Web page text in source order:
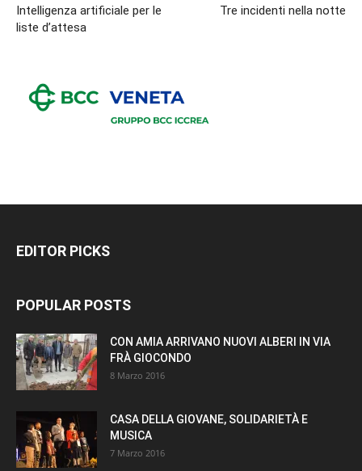
Intelligenza artificiale per le
liste d’attesa
Tre incidenti nella notte
EDITOR PICKS
POPULAR POSTS
CON AMIA ARRIVANO NUOVI ALBERI IN VIA
FRÀ GIOCONDO
8 Marzo 2016
CASA DELLA GIOVANE, SOLIDARIETÀ E
MUSICA
7 Marzo 2016